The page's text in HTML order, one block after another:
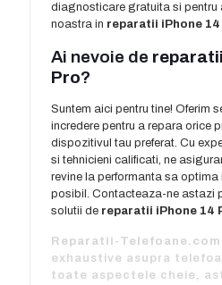
diagnosticare gratuita si pentru
noastra in reparatii iPhone
Ai nevoie de
Pro?
Suntem aici pentru tine! Oferim
incredere pentru a repara orice
dispozitivul tau preferat. Cu
si tehnicieni calificati, ne
revine la performanta sa optima
posibil. Contacteaza-ne astazi
solutii de reparatii iPhone 14
Reparatii-Telefoane.com
exhaustive asupra
toate aspectele cheie,